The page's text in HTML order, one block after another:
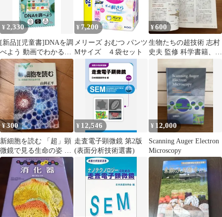
¥2,330
[新品][児童書]DNAを調
べよう 動画でわかる!
自由研究おたすけキッ
ト
¥ 7,200
メリーズ おむつ パンツ
Mサイズ ４袋セット
¥600
生物たちの超技術 志村
史夫 監修 科学書籍、カ
¥300
新細胞を読む 「超」顕
微鏡で見る生命の姿 ブ
ルーバックス
¥ 12,546
走査電子顕微鏡 第2版
(表面分析技術選書)
¥ 12,000
Scanning Auger Electron
Microscopy